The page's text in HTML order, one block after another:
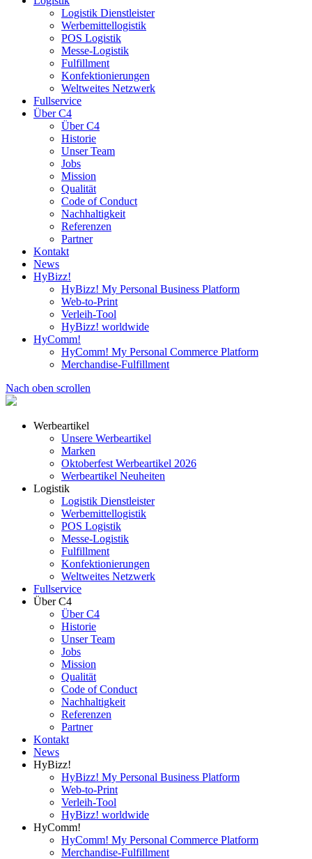
Logistik Dienstleister
Werbemittellogistik
POS Logistik
Messe-Logistik
Fulfillment
Konfektionierungen
Weltweites Netzwerk
Fullservice
Über C4
Über C4
Historie
Unser Team
Jobs
Mission
Qualität
Code of Conduct
Nachhaltigkeit
Referenzen
Partner
Kontakt
News
HyBizz!
HyBizz! My Personal Business Platform
Web-to-Print
Verleih-Tool
HyBizz! worldwide
HyComm!
HyComm! My Personal Commerce Platform
Merchandise-Fulfillment
Nach oben scrollen
Werbeartikel
Unsere Werbeartikel
Marken
Oktoberfest Werbeartikel 2026
Werbeartikel Neuheiten
Logistik
Logistik Dienstleister
Werbemittellogistik
POS Logistik
Messe-Logistik
Fulfillment
Konfektionierungen
Weltweites Netzwerk
Fullservice
Über C4
Über C4
Historie
Unser Team
Jobs
Mission
Qualität
Code of Conduct
Nachhaltigkeit
Referenzen
Partner
Kontakt
News
HyBizz!
HyBizz! My Personal Business Platform
Web-to-Print
Verleih-Tool
HyBizz! worldwide
HyComm!
HyComm! My Personal Commerce Platform
Merchandise-Fulfillment